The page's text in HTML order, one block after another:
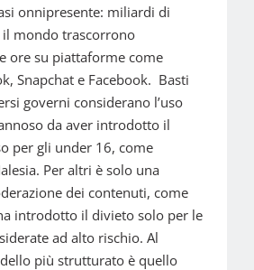
onnipresente: miliardi di
mondo trascorrono
ore su piattaforme come
Snapchat e Facebook. Basti
governi considerano l’uso
da aver introdotto il
per gli under 16, come
Per altri è solo una
dei contenuti, come
introdotto il divieto solo per le
ad alto rischio. Al
più strutturato è quello